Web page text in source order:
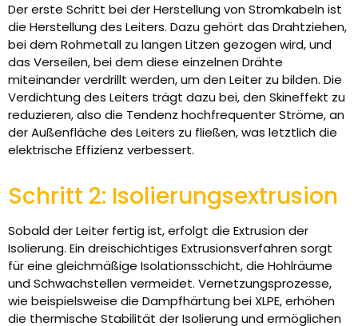
Der erste Schritt bei der Herstellung von Stromkabeln ist
die Herstellung des Leiters. Dazu gehört das Drahtziehen,
bei dem Rohmetall zu langen Litzen gezogen wird, und
das Verseilen, bei dem diese einzelnen Drähte
miteinander verdrillt werden, um den Leiter zu bilden. Die
Verdichtung des Leiters trägt dazu bei, den Skineffekt zu
reduzieren, also die Tendenz hochfrequenter Ströme, an
der Außenfläche des Leiters zu fließen, was letztlich die
elektrische Effizienz verbessert.
Schritt 2: Isolierungsextrusion
Sobald der Leiter fertig ist, erfolgt die Extrusion der
Isolierung. Ein dreischichtiges Extrusionsverfahren sorgt
für eine gleichmäßige Isolationsschicht, die Hohlräume
und Schwachstellen vermeidet. Vernetzungsprozesse,
wie beispielsweise die Dampfhärtung bei XLPE, erhöhen
die thermische Stabilität der Isolierung und ermöglichen